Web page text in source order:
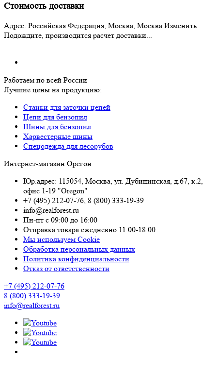
Стоимость доставки
Адрес: Российская Федерация, Москва, Москва Изменить
Подождите, производится расчет доставки...
Работаем по всей России
Лучшие цены на продукцию:
Станки для заточки цепей
Цепи для бензопил
Шины для бензопил
Харвестерные шины
Спецодежда для лесорубов
Интернет-магазин Орегон
Юр.адрес: 115054, Москва, ул. Дубининская, д.67, к.2,
офис 1-19 "Oregon"
+7 (495) 212-07-76, 8 (800) 333-19-39
info@realforest.ru
Пн-пт с 09:00 до 16:00
Отправка товара ежедневно 11:00-18:00
Мы используем Cookie
Обработка персональных данных
Политика конфиденциальности
Отказ от ответственности
+7 (495) 212-07-76
8 (800) 333-19-39
info@realforest.ru